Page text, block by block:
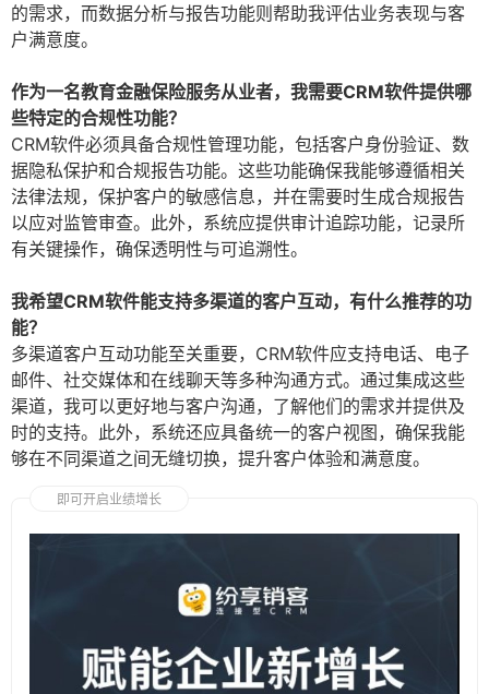
的需求，而数据分析与报告功能则帮助我评估业务表现与客
户满意度。
作为一名教育金融保险服务从业者，我需要CRM软件提供哪
些特定的合规性功能？
CRM软件必须具备合规性管理功能，包括客户身份验证、数
据隐私保护和合规报告功能。这些功能确保我能够遵循相关
法律法规，保护客户的敏感信息，并在需要时生成合规报告
以应对监管审查。此外，系统应提供审计追踪功能，记录所
有关键操作，确保透明性与可追溯性。
我希望CRM软件能支持多渠道的客户互动，有什么推荐的功
能？
多渠道客户互动功能至关重要，CRM软件应支持电话、电子
邮件、社交媒体和在线聊天等多种沟通方式。通过集成这些
渠道，我可以更好地与客户沟通，了解他们的需求并提供及
时的支持。此外，系统还应具备统一的客户视图，确保我能
够在不同渠道之间无缝切换，提升客户体验和满意度。
即可开启业绩增长